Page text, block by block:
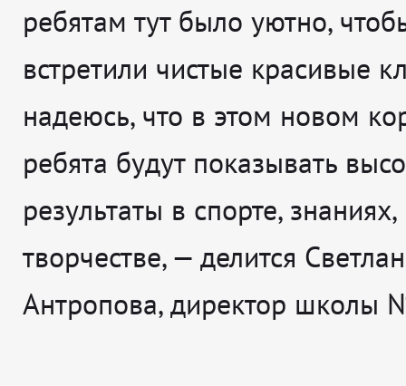
ребятам тут было уютно,
встретили чистые красивые
надеюсь, что в этом новом
ребята будут показывать
результаты в спорте, знаниях,
творчестве, — делится
Антропова, директор школы